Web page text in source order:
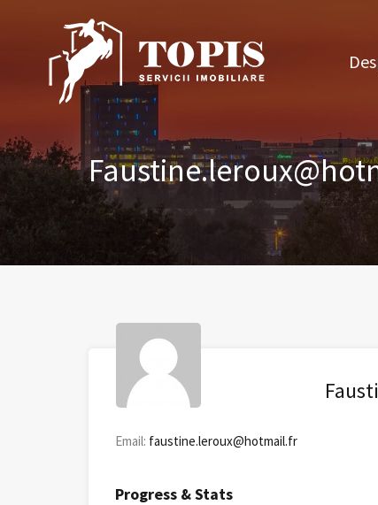
Email: faustine.leroux@hotmail.fr
Progress & Stats